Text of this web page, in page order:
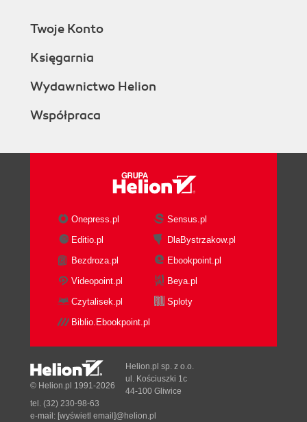
Twoje Konto
Księgarnia
Wydawnictwo Helion
Współpraca
Onepress.pl
Sensus.pl
Editio.pl
DlaBystrzakow.pl
Bezdroza.pl
Ebookpoint.pl
Videopoint.pl
Beya.pl
Czytalisek.pl
Sploty
Biblio.Ebookpoint.pl
© Helion.pl 1991-2026
Helion.pl sp. z o.o.
ul. Kościuszki 1c
44-100 Gliwice
tel. (32) 230-98-63
e-mail: [wyświetl email]@helion.pl